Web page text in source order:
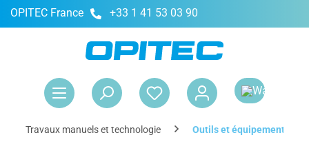
principal
OPITEC France +33 1 41 53 03 90
Travaux manuels et technologie Outils et équipement